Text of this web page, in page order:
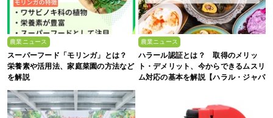
農業ニュース
スーパーフード「モリンガ」とは？
栄養素や活用法、家庭菜園の方法など
を解説
農業ニュース
ハラール認証とは？ 取得のメリッ
ト・デメリット、今からできるムスリ
ム対応の基本を解説【ハラル・ジャパ